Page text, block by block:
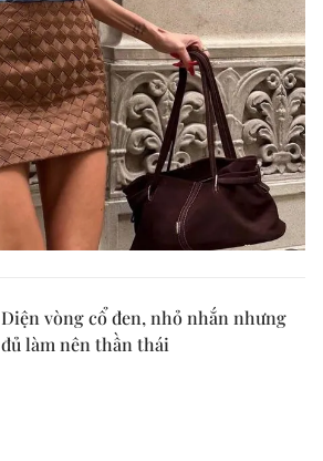
Diện vòng cổ đen, nhỏ nhắn nhưng
đủ làm nên thần thái